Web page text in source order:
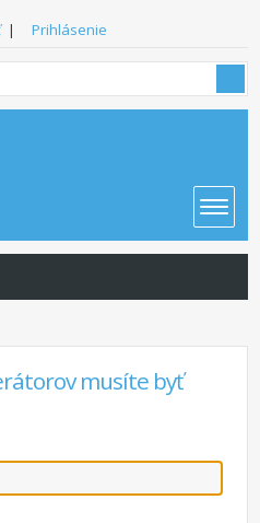
| Prihlásenie
musíte byť